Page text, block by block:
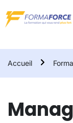
Accueil